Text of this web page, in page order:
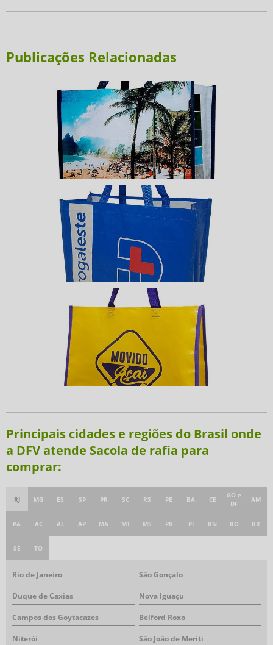
Publicações Relacionadas
Principais cidades e regiões do Brasil onde
a DFV atende Sacola de rafia para
comprar:
RJ MG ES SP PR SC RS PE BA CE
GO e
DF
AM
PA AC AL AP MA MT MS PB PI RN RO RR
SE TO
Rio de Janeiro São Gonçalo
Duque de Caxias Nova Iguaçu
Campos dos Goytacazes Belford Roxo
Niterói São João de Meriti